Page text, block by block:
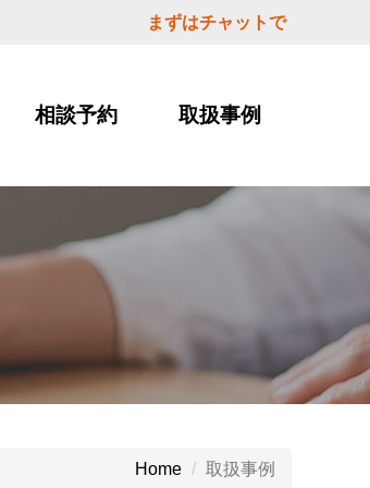
まずはチャットで
相談予約 取扱事例
Home 取扱事例